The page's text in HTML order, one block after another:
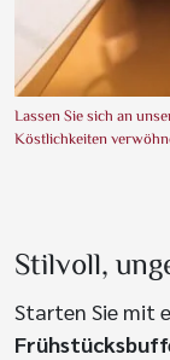
Lassen Sie sich an
Köstlichkeiten
Stilvoll,
Starten Sie mit